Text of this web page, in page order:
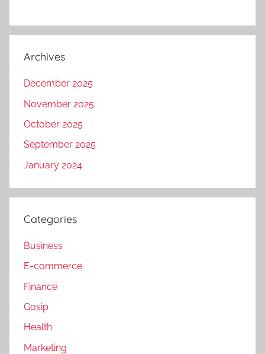
Archives
December 2025
November 2025
October 2025
September 2025
January 2024
Categories
Business
E-commerce
Finance
Gosip
Health
Marketing